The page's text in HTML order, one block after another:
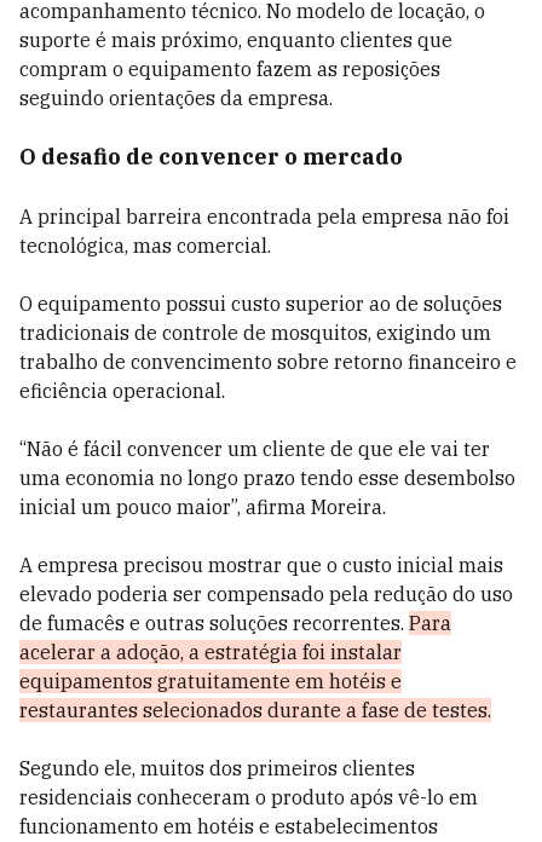
acompanhamento técnico. No modelo de locação, o
suporte é mais próximo, enquanto clientes que
compram o equipamento fazem as reposições
seguindo orientações da empresa.
O desafio de convencer o mercado
A principal barreira encontrada pela empresa não foi
tecnológica, mas comercial.
O equipamento possui custo superior ao de soluções
tradicionais de controle de mosquitos, exigindo um
trabalho de convencimento sobre retorno financeiro e
eficiência operacional.
“Não é fácil convencer um cliente de que ele vai ter
uma economia no longo prazo tendo esse desembolso
inicial um pouco maior”, afirma Moreira.
A empresa precisou mostrar que o custo inicial mais
elevado poderia ser compensado pela redução do uso
de fumacês e outras soluções recorrentes. Para
acelerar a adoção, a estratégia foi instalar
equipamentos gratuitamente em hotéis e
restaurantes selecionados durante a fase de testes.
Segundo ele, muitos dos primeiros clientes
residenciais conheceram o produto após vê-lo em
funcionamento em hotéis e estabelecimentos